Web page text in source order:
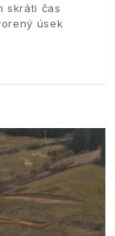
skráti čas
úsek